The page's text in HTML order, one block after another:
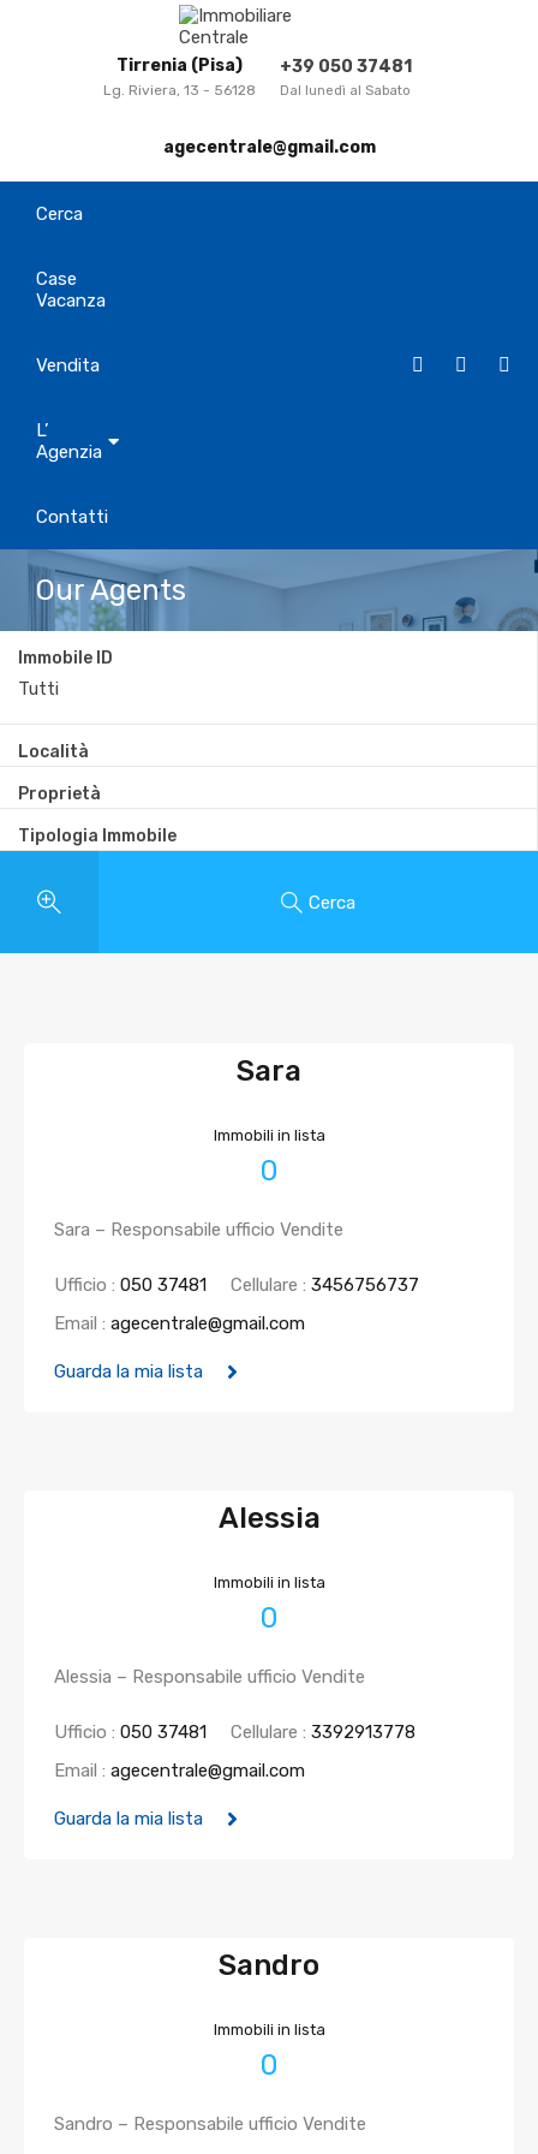
Tirrenia (Pisa)
Lg. Riviera, 13 - 56128
+39 050 37481
Dal lunedì al Sabato
agecentrale@gmail.com
Cerca
Case
Vacanza
Vendita
L’
Agenzia
Contatti
Our Agents
Immobile ID
Località
Proprietà
Tipologia Immobile
Cerca
Sara
Immobili in lista
0
Sara – Responsabile ufficio Vendite
Ufficio : 050 37481 Cellulare : 3456756737
Email : agecentrale@gmail.com
Guarda la mia lista
Alessia
Immobili in lista
0
Alessia – Responsabile ufficio Vendite
Ufficio : 050 37481 Cellulare : 3392913778
Email : agecentrale@gmail.com
Guarda la mia lista
Sandro
Immobili in lista
0
Sandro – Responsabile ufficio Vendite